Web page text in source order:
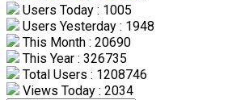
Users Today : 1005
Users Yesterday : 1948
This Month : 20690
This Year : 326735
Total Users : 1208746
Views Today : 2034